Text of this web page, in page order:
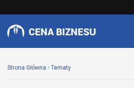
Strona Główna Tematy